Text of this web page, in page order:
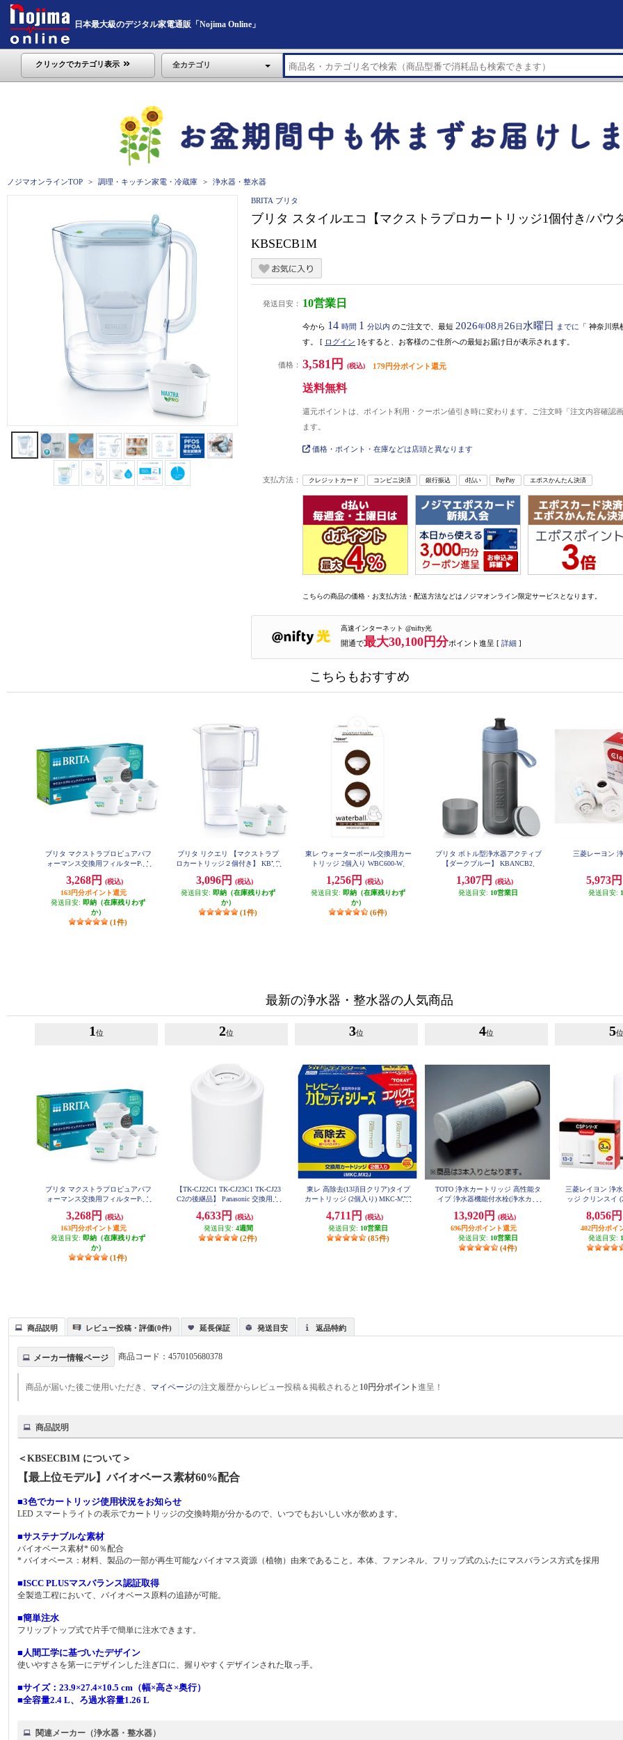
日本最大級のデジタル家電通販「Nojima Online」
クリックでカテゴリ表示 全カテゴリ
ノジマオンラインTOP 調理・キッチン家電・冷蔵庫 浄水器・整水器
BRITA ブリタ
ブリタ スタイルエコ【マクストラプロカートリッジ1個付き/パウ
KBSECB1M
発送目安： 10営業日
今から 14 時間 1 分以内 のご注文で、最短 2026年08 月 26日 水曜日 までに 「 神奈川県
す。 [ ログイン ]をすると、お客様のご住所への最短お届け日が表示されます。
価格： 3,581円 (税込) 179円分ポイント還元
送料無料
還元ポイントは、ポイント利用・クーポン値引き時に変わります。ご注文時「注文内容確認
ます。
価格・ポイント・在庫などは店頭と異なります
支払方法： クレジットカード コンビニ決済 銀行振込 d払い PayPay エポスかんたん決済
こちらの商品の価格・お支払方法・配送方法などはノジマオンライン限定サービスとなります。
高速インターネット @nifty光
開通で最大30,100円分ポイント進呈 [ 詳細 ]
こちらもおすすめ
ブリタ マクストラプロピュアパフ
ォーマンス交換用フィルターPack
3,268円
(税込)
163円分ポイント還元
発送目安: 即納（在庫残りわず
か）
(1件)
ブリタ リクエリ 【マクストラプ
ロカートリッジ２個付き】 KBLQ
3,096円
(税込)
発送目安: 即納（在庫残りわず
か）
(1件)
東レ ウォーターボール交換用カー
トリッジ 2個入り WBC600-W
1,256円
(税込)
発送目安: 即納（在庫残りわず
か）
(6件)
ブリタ ボトル型浄水器アクティブ
【ダークブルー】 KBANCB2
1,307円
(税込)
発送目安: 10営業日
三菱レーヨン
5,973円
発送目安:
最新の浄水器・整水器の人気商品
1 位
ブリタ マクストラプロピュアパフ
ォーマンス交換用フィルターPack
3,268円
(税込)
163円分ポイント還元
発送目安: 即納（在庫残りわず
か）
(1件)
2位
【TK-CJ22C1 TK-CJ23C1 TK-CJ23
C2の後継品】 Panasonic 交換用カ
安1年/ホワイト】 TK-CJ24C1
4,633円
(税込)
発送目安: 4週間
(2件)
3位
東レ 高除去(13項目クリア)タイプ
カートリッジ (2個入り) MKC-MX2
4,711円
(税込)
発送目安: 10営業日
(85件)
4位
TOTO 浄水カートリッジ 高性能タ
イプ 浄水器機能付水栓(浄水カー
0L使用時) TH6583
13,920円
(税込)
696円分ポイント還元
発送目安: 10営業日
(4件)
5位
三菱レイヨン 浄
ッジ クリンスイ
8,056円
402円分ポイ
発送目安:
商品説明 レビュー投稿・評価(0件) 延長保証 発送目安 返品特約
メーカー情報ページ 商品コード：4570105680378
商品が届いた後ご使用いただき、 マイページの注文履歴からレビュー投稿＆掲載されると 10円分ポイント進呈！
商品説明
＜KBSECB1M について＞
【最上位モデル】バイオベース素材60%配合
■3色でカートリッジ使用状況をお知らせ
LED スマートライトの表示でカートリッジの交換時期が分かるので、いつでもおいしい水が飲めます。
■サステナブルな素材
バイオベース素材* 60％配合
* バイオベース：材料、製品の一部が再生可能なバイオマス資源（植物）由来であること。本体、ファンネル、フリップ式のふたにマスバランス方式を採用
■ISCC PLUSマスバランス認証取得
全製造工程において、バイオベース原料の追跡が可能。
■簡単注水
フリップトップ式で片手で簡単に注水できます。
■人間工学に基づいたデザイン
使いやすさを第一にデザインした注ぎ口に、握りやすくデザインされた取っ手。
■サイズ：23.9×27.4×10.5 cm（幅×高さ×奥行）
■全容量2.4 L、ろ過水容量1.26 L
関連メーカー（浄水器・整水器）